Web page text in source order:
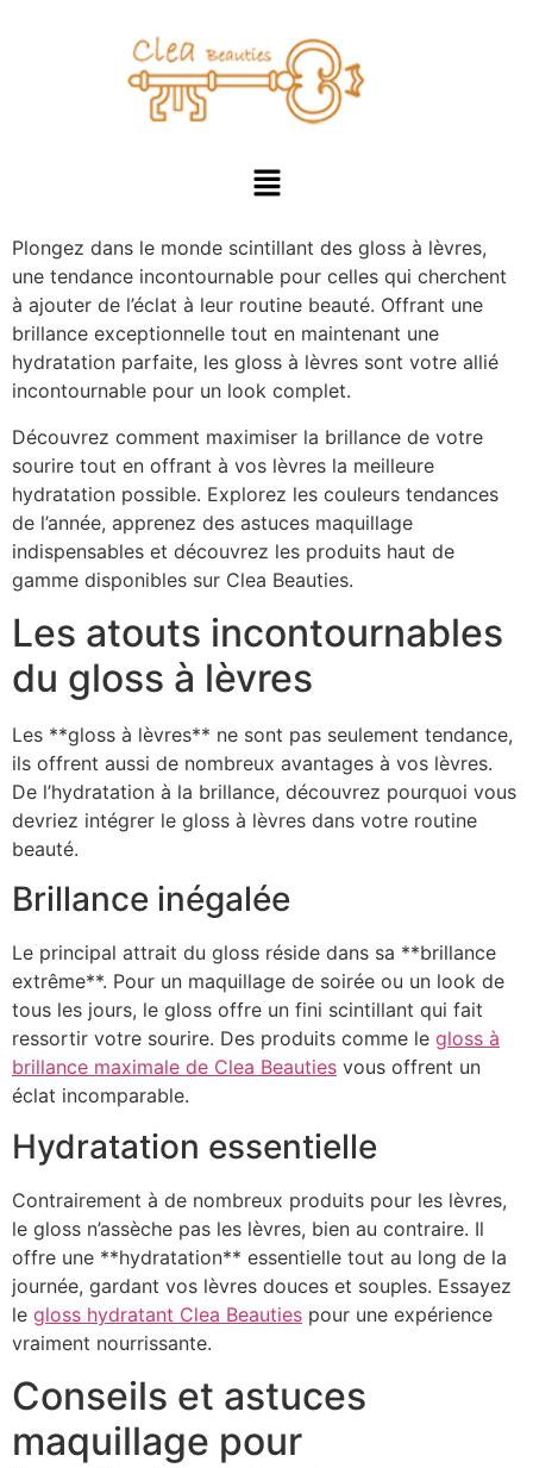
Plongez dans le monde scintillant des gloss à lèvres,
une tendance incontournable pour celles qui cherchent
à ajouter de l’éclat à leur routine beauté. Offrant une
brillance exceptionnelle tout en maintenant une
hydratation parfaite, les gloss à lèvres sont votre allié
incontournable pour un look complet.
Découvrez comment maximiser la brillance de votre
sourire tout en offrant à vos lèvres la meilleure
hydratation possible. Explorez les couleurs tendances
de l’année, apprenez des astuces maquillage
indispensables et découvrez les produits haut de
gamme disponibles sur Clea Beauties.
Les atouts incontournables
du gloss à lèvres
Les **gloss à lèvres** ne sont pas seulement tendance,
ils offrent aussi de nombreux avantages à vos lèvres.
De l’hydratation à la brillance, découvrez pourquoi vous
devriez intégrer le gloss à lèvres dans votre routine
beauté.
Brillance inégalée
Le principal attrait du gloss réside dans sa **brillance
extrême**. Pour un maquillage de soirée ou un look de
tous les jours, le gloss offre un fini scintillant qui fait
ressortir votre sourire. Des produits comme le gloss à
brillance maximale de Clea Beauties vous offrent un
éclat incomparable.
Hydratation essentielle
Contrairement à de nombreux produits pour les lèvres,
le gloss n’assèche pas les lèvres, bien au contraire. Il
offre une **hydratation** essentielle tout au long de la
journée, gardant vos lèvres douces et souples. Essayez
le gloss hydratant Clea Beauties pour une expérience
vraiment nourrissante.
Conseils et astuces
maquillage pour